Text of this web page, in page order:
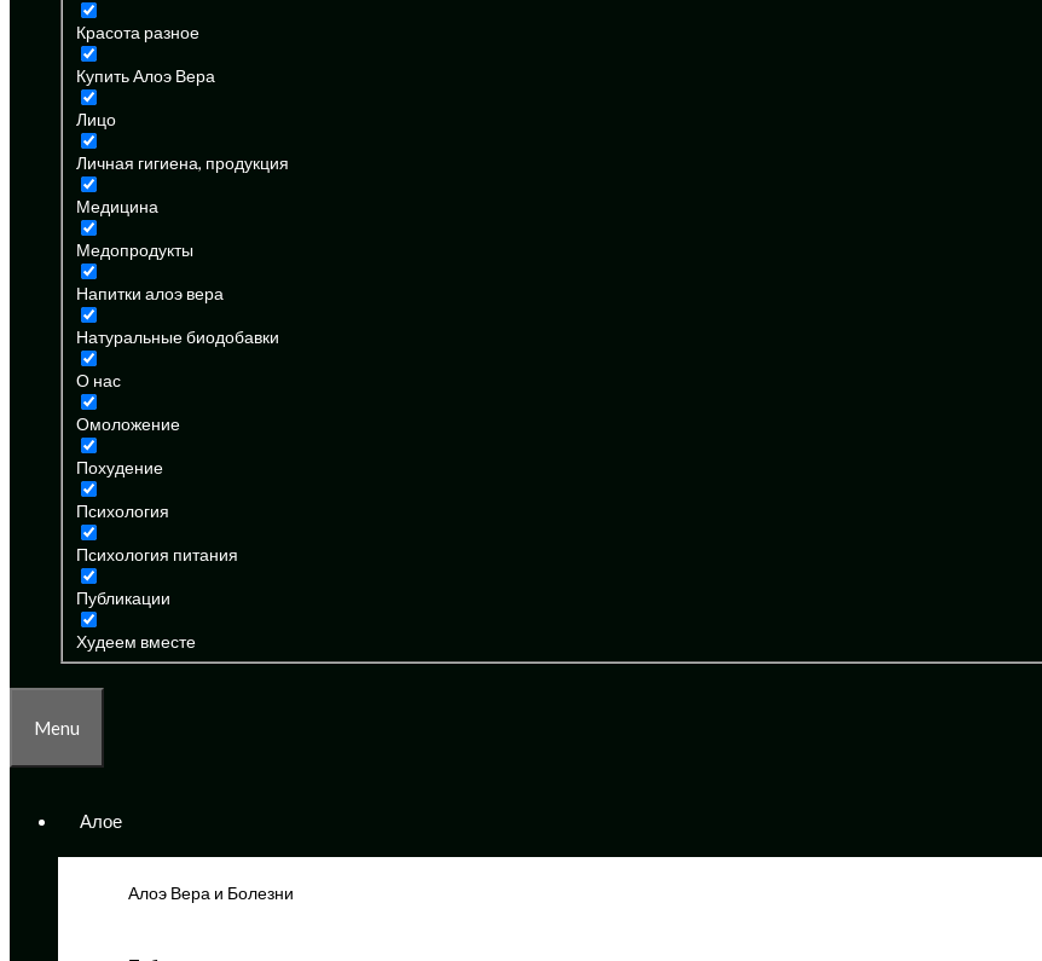
Красота разное
Купить Алоэ Вера
Лицо
Личная гигиена, продукция
Медицина
Медопродукты
Напитки алоэ вера
Натуральные биодобавки
О нас
Омоложение
Похудение
Психология
Психология питания
Публикации
Худеем вместе
Menu
Алое
Алоэ Вера и Болезни